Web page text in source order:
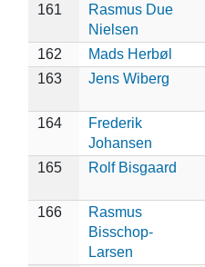
161
Rasmus Due
Nielsen
162 Mads Herbøl
163
Jens Wiberg
164
Frederik
Johansen
165 Rolf Bisgaard
166
Rasmus
Bisschop-
Larsen